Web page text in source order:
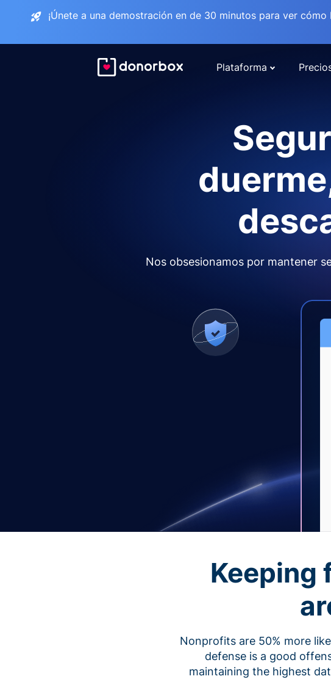
¡Únete a una demostración en de 30 minutos para ver
Plataforma
Nos obsesionamos por mantener
Keeping
Nonprofits are 50% more
defense is a good
maintaining the highest